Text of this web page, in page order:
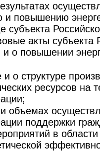
и повышению
акты субъекта
и о повышении
о структуре
ресурсов на
объемах
поддержки
в